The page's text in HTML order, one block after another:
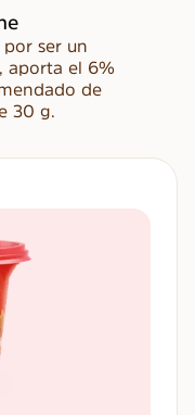
por ser un
aporta el 6%
de
30 g.